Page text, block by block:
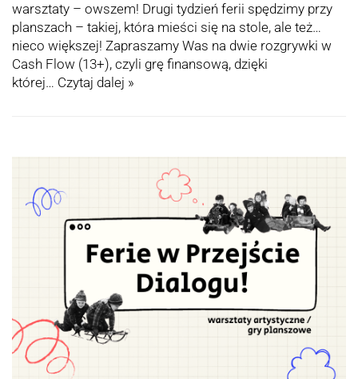
warsztaty – owszem! Drugi tydzień ferii spędzimy przy
planszach – takiej, która mieści się na stole, ale też…
nieco większej! Zapraszamy Was na dwie rozgrywki w
Cash Flow (13+), czyli grę finansową, dzięki
której… Czytaj dalej »